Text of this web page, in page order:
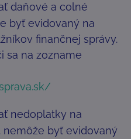
daňové a colné
byť evidovaný na
finančnej správy.
sa na zozname
nedoplatky na
nemôže byť evidovaný